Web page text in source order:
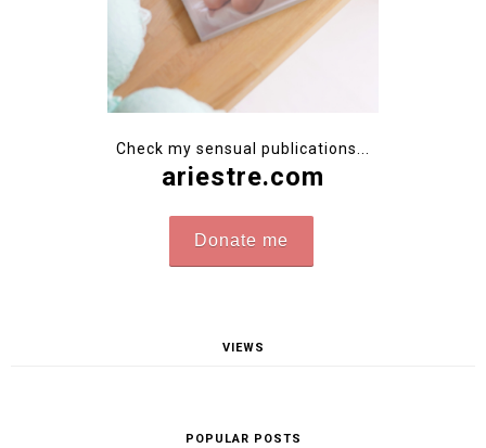
Check my sensual publications...
ariestre.com
Donate me
VIEWS
POPULAR POSTS